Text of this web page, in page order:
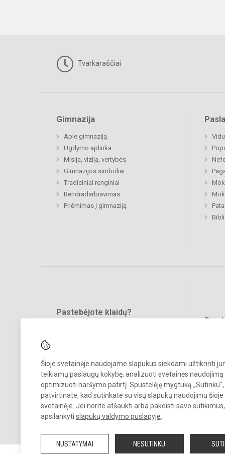
Šioje svetainėje naudojame slapukus siekdami užtikrinti
teikiamų paslaugų kokybę, analizuoti svetainės naudojimą
optimizuoti naršymo patirtį. Spustelėję mygtuką „Sutinku“,
patvirtinate, kad sutinkate su visų slapukų naudojimu šioje
svetainėje. Jei norite atšaukti arba pakeisti savo
apsilankyti slapukų valdymo puslapyje
NUSTATYMAI NESUTINKU
Tvarkaraščiai
Gimnazija
Apie gimnaziją
Ugdymo aplinka
Misija, vizija, vertybės
Gimnazijos simboliai
Tradiciniai renginiai
Bendradarbiavimas
Priėmimas į gimnaziją
Pastebėjote klaidų?
© 2025. Kaišiadorių r. Žiežmarių gimnazija. Visos teisės saugomos.
Kopijuoti turinį be raštiško įstaigos administracijos sutikimo griežtai